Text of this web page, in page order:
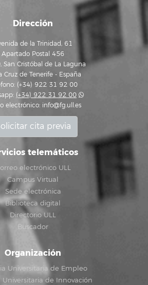
Dirección
de la Trinidad, 61
Apartado Postal 456
San Cristóbal de La Laguna
Cruz de Tenerife - España
(+34) 922 31 92 00
(+34) 922 31 92 00
electrónico: info@fg.ull.es
cita previa
telemáticos
electrónico ULL
Campus Virtual
Sede electrónica
Biblioteca digital
Directorio ULL
Buscador
Organización
Universitaria de Empleo
Universitaria de Innovación